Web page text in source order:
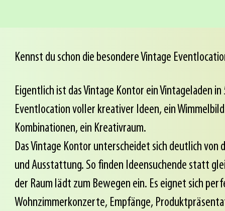
Kennst du schon die besondere Vintage
Eigentlich ist das Vintage Kontor ein Vintageladen
Eventlocation voller kreativer Ideen, ein
Kombinationen, ein Kreativraum.
Das Vintage Kontor unterscheidet sich deutlich
und Ausstattung. So finden Ideensuchende statt
der Raum lädt zum Bewegen ein. Es eignet sich
Wohnzimmerkonzerte, Empfänge,